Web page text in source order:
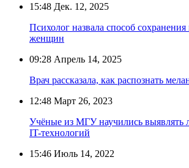
15:48 Дек. 12, 2025
Психолог назвала способ
женщин
09:28 Апрель 14, 2025
Врач рассказала, как распознать
12:48 Март 26, 2023
Учёные из МГУ научились
IT-технологий
15:46 Июль 14, 2022